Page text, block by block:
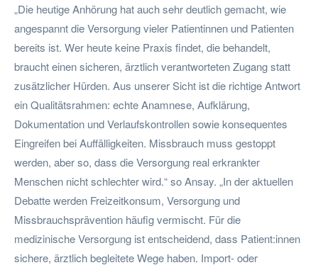
„Die heutige Anhörung hat auch sehr deutlich gemacht, wie
angespannt die Versorgung vieler Patientinnen und Patienten
bereits ist. Wer heute keine Praxis findet, die behandelt,
braucht einen sicheren, ärztlich verantworteten Zugang statt
zusätzlicher Hürden. Aus unserer Sicht ist die richtige Antwort
ein Qualitätsrahmen: echte Anamnese, Aufklärung,
Dokumentation und Verlaufskontrollen sowie konsequentes
Eingreifen bei Auffälligkeiten. Missbrauch muss gestoppt
werden, aber so, dass die Versorgung real erkrankter
Menschen nicht schlechter wird.“ so Ansay. „In der aktuellen
Debatte werden Freizeitkonsum, Versorgung und
Missbrauchsprävention häufig vermischt. Für die
medizinische Versorgung ist entscheidend, dass Patient:innen
sichere, ärztlich begleitete Wege haben. Import- oder